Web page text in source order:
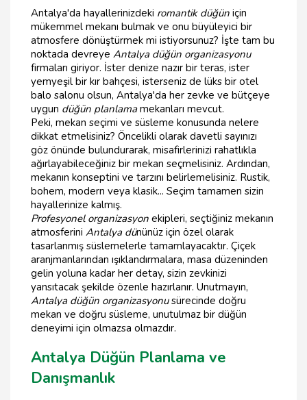
Antalya'da hayallerinizdeki romantik düğün için
mükemmel mekanı bulmak ve onu büyüleyici bir
atmosfere dönüştürmek mi istiyorsunuz? İşte tam bu
noktada devreye Antalya düğün organizasyonu
firmaları giriyor. İster denize nazır bir teras, ister
yemyeşil bir kır bahçesi, isterseniz de lüks bir otel
balo salonu olsun, Antalya'da her zevke ve bütçeye
uygun düğün planlamamekanları mevcut.
Peki, mekan seçimi ve süsleme konusunda nelere
dikkat etmelisiniz? Öncelikli olarak davetli sayınızı
göz önünde bulundurarak, misafirlerinizi rahatlıkla
ağırlayabileceğiniz bir mekan seçmelisiniz. Ardından,
mekanın konseptini ve tarzını belirlemelisiniz. Rustik,
bohem, modern veya klasik... Seçim tamamen sizin
hayallerinize kalmış.
Profesyonel organizasyon ekipleri, seçtiğiniz mekanın
atmosferini Antalya dününüz için özel olarak
tasarlanmış süslemelerle tamamlayacaktır. Çiçek
aranjmanlarından ışıklandırmalara, masa düzeninden
gelin yoluna kadar her detay, sizin zevkinizi
yansıtacak şekilde özenle hazırlanır. Unutmayın,
Antalya düğün organizasyonusürecinde doğru
mekan ve doğru süsleme, unutulmaz bir düğün
deneyimi için olmazsa olmazdır.
Antalya Düğün Planlama ve
Danışmanlık